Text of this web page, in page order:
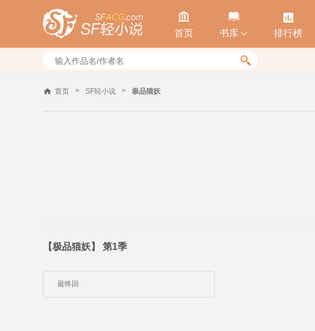

首页

书库 

排行榜

首页 > SF轻小说 > 极品猫妖
【极品猫妖】 第1季
最终回